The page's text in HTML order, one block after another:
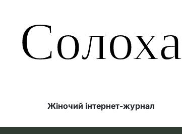
Солоха
Жіночий інтернет-журнал